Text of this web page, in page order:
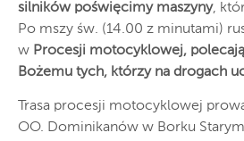
silników poświęcimy maszyny,
Po mszy św. (14.00 z minutami)
w Procesji motocyklowej,
Bożemu tych, którzy na drogach
Trasa procesji motocyklowej
OO. Dominikanów w Borku